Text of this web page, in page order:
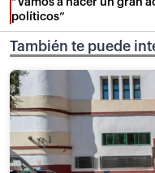
políticos”
También te puede